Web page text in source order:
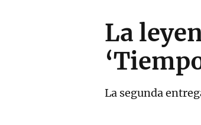
La
La segunda